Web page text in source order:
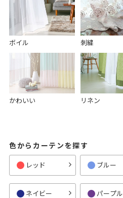
ボイル 刺繍
かわいい リネン
色からカーテンを探す
レッド ブルー
ネイビー パープル